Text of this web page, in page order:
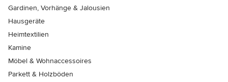
Gardinen, Vorhänge & Jalousien
Hausgeräte
Heimtextilien
Kamine
Möbel & Wohnaccessoires
Parkett & Holzböden